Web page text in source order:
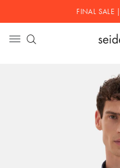
FINAL SALE |